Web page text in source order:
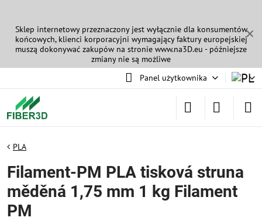
✕
Sklep internetowy przeznaczony jest wyłącznie dla konsumentów
końcowych, klienci korporacyjni wymagający faktury europejskiej
muszą dokonywać zakupów na stronie www.na3D.eu - późniejsze
zmiany nie są możliwe
Panel użytkownika
PLA
Filament-PM PLA tisková struna
měděná 1,75 mm 1 kg Filament
PM